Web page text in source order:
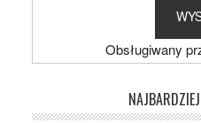
Obsługiwany